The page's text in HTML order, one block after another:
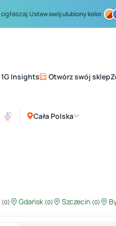
Ustaw swój ulubiony kolor:
1G Insights Otwórz swój sklep
Cała Polska
(0) Gdańsk (0) Szczecin (0)